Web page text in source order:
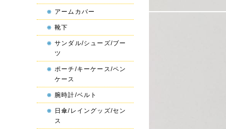
アームカバー
靴下
サンダル/シューズ/ブー
ツ
ポーチ/キーケース/ペン
ケース
腕時計/ベルト
日傘/レイングッズ/セン
ス